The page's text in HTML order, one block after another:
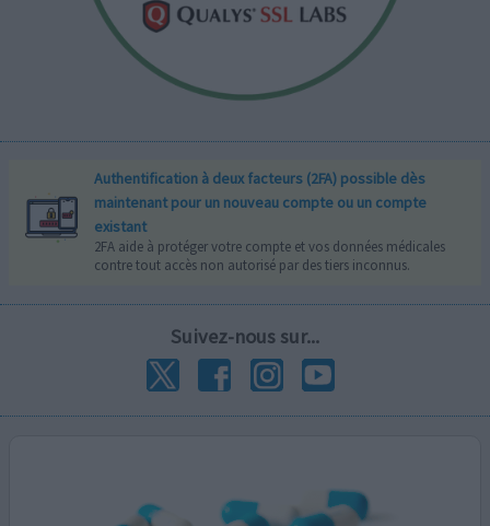
Authentification à deux facteurs (2FA) possible dès
maintenant pour un nouveau compte ou un compte
existant
2FA aide à protéger votre compte et vos données médicales
contre tout accès non autorisé par des tiers inconnus.
Suivez-nous sur...